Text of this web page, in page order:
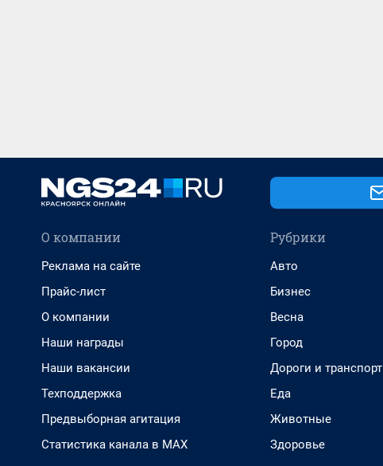
О компании
Реклама на сайте
Прайс-лист
О компании
Наши награды
Наши вакансии
Техподдержка
Предвыборная агитация
Статистика канала в MAX
Рубрики
Авто
Бизнес
Весна
Город
Дороги и транспорт
Еда
Животные
Здоровье